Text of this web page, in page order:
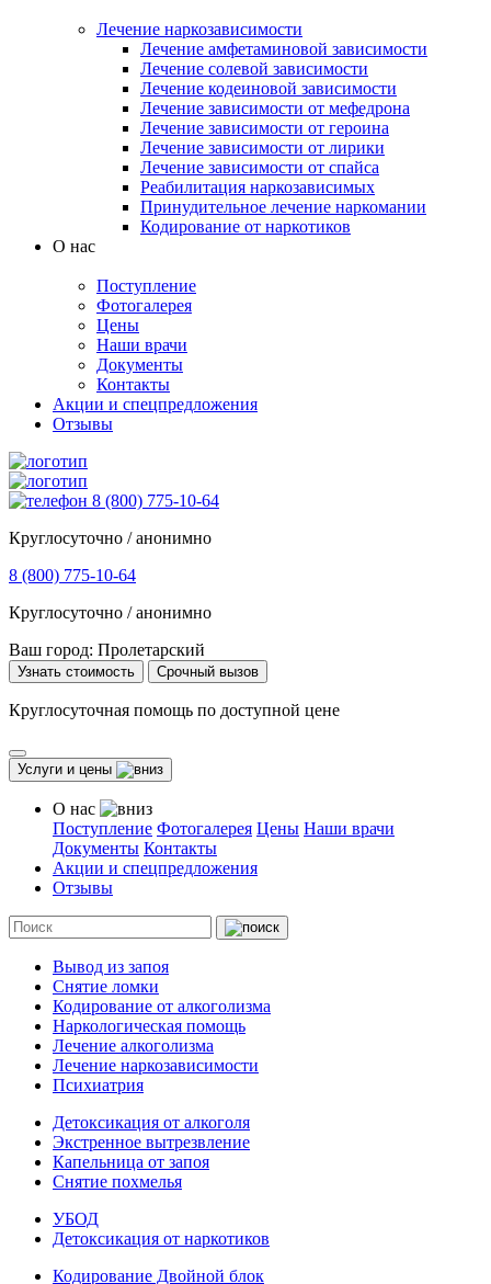
Лечение наркозависимости
Лечение амфетаминовой зависимости
Лечение солевой зависимости
Лечение кодеиновой зависимости
Лечение зависимости от мефедрона
Лечение зависимости от героина
Лечение зависимости от лирики
Лечение зависимости от спайса
Реабилитация наркозависимых
Принудительное лечение наркомании
Кодирование от наркотиков
О нас
Поступление
Фотогалерея
Цены
Наши врачи
Документы
Контакты
Акции и спецпредложения
Отзывы
8 (800) 775-10-64
Круглосуточно / анонимно
8 (800) 775-10-64
Круглосуточно / анонимно
Ваш город: Пролетарский
Узнать стоимость Срочный вызов
Круглосуточная помощь по доступной цене
Услуги и цены
О нас
Поступление Фотогалерея Цены Наши врачи
Документы Контакты
Акции и спецпредложения
Отзывы
Вывод из запоя
Снятие ломки
Кодирование от алкоголизма
Наркологическая помощь
Лечение алкоголизма
Лечение наркозависимости
Психиатрия
Детоксикация от алкоголя
Экстренное вытрезвление
Капельница от запоя
Снятие похмелья
УБОД
Детоксикация от наркотиков
Кодирование Двойной блок